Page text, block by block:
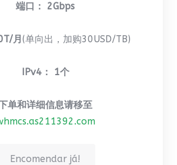
端口： 2Gbps
月 (单向出，加购30USD/TB)
IPv4： 1个
单和详细信息请移至
Encomendar já!